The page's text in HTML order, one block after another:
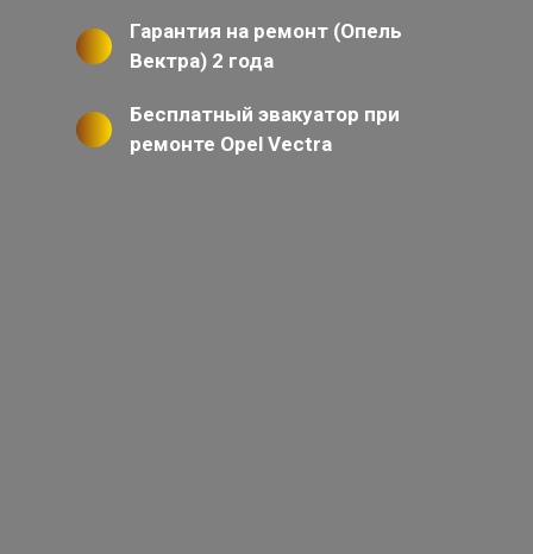
Гарантия на ремонт (Опель
Вектра) 2 года
Бесплатный эвакуатор при
ремонте Opel Vectra